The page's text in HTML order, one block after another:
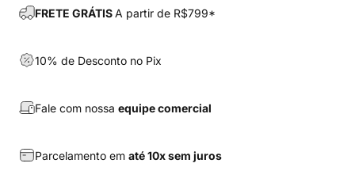
FRETE GRÁTISA partir de R$799*
10% de Desconto no Pix
Fale com nossa equipe comercial
Parcelamento em até 10x sem juros